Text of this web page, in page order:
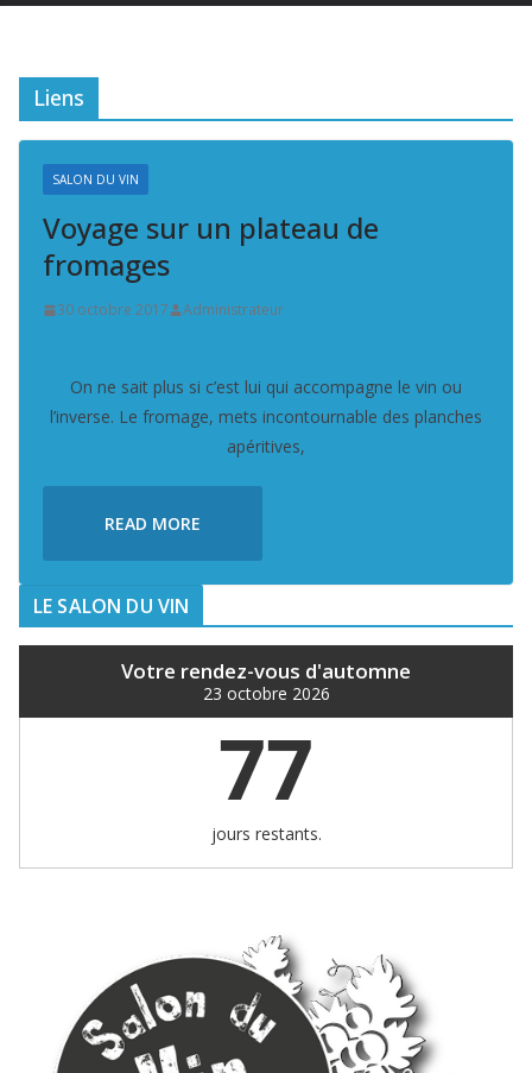
Liens
SALON DU VIN
Voyage sur un plateau de
fromages
30 octobre 2017 Administrateur
On ne sait plus si c’est lui qui accompagne le vin ou
l’inverse. Le fromage, mets incontournable des planches
apéritives,
READ MORE
LE SALON DU VIN
Votre rendez-vous d'automne
23 octobre 2026
77
jours restants.